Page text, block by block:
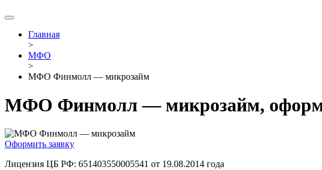
Главная
>
МФО
>
МФО Финмолл — микрозайм
МФО Финмолл — микрозайм,
Оформить заявку
Лицензия ЦБ РФ: 651403550005541 от 19.08.2014 года